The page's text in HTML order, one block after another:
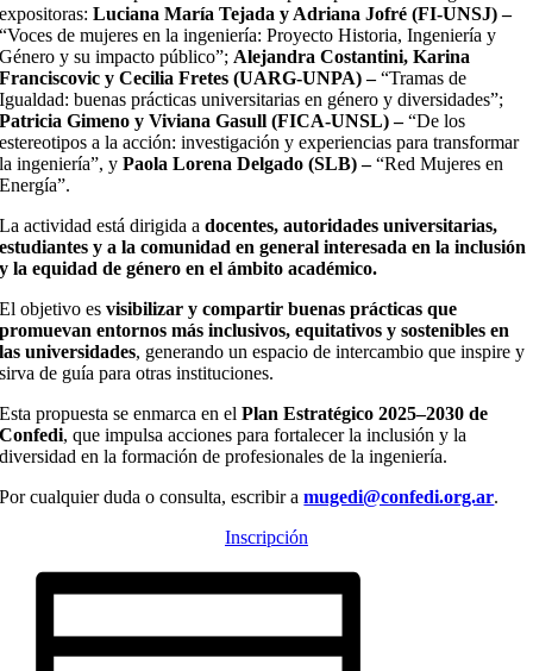
expositoras:Luciana María Tejada y Adriana Jofré (FI-UNSJ) –
“Voces de mujeres en la ingeniería: Proyecto Historia, Ingeniería y
Género y su impacto público”; Alejandra Costantini, Karina
Franciscovic y Cecilia Fretes (UARG-UNPA) –“Tramas de
Igualdad: buenas prácticas universitarias en género y diversidades”;
Patricia Gimeno y Viviana Gasull (FICA-UNSL) –“De los
estereotipos a la acción: investigación y experiencias para transformar
la ingeniería”, yPaola Lorena Delgado (SLB) –“Red Mujeres en
Energía”.
La actividad está dirigida adocentes, autoridades universitarias,
estudiantes y a la comunidad en general interesada en la inclusión
y la equidad de género en el ámbito académico.
El objetivo esvisibilizar y compartir buenas prácticas que
promuevan entornos más inclusivos, equitativos y sostenibles en
las universidades, generando un espacio de intercambio que inspire y
sirva de guía para otras instituciones.
Esta propuesta se enmarca en elPlan Estratégico 2025–2030 de
Confedi, que impulsa acciones para fortalecer la inclusión y la
diversidad en la formación de profesionales de la ingeniería.
Por cualquier duda o consulta, escribir amugedi@confedi.org.ar.
Inscripción